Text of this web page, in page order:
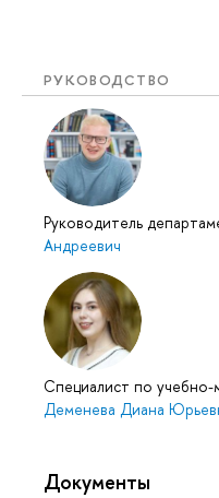
РУКОВОДСТВО
Руководитель
Андреевич
Специалист по
Деменева Диана
Документы